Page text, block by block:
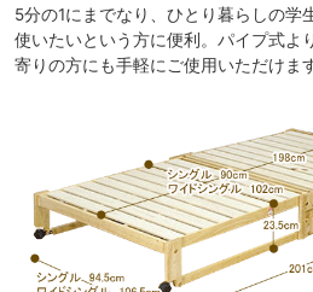
5分の1にまでなり、ひとり暮らしの学
使いたいという方に便利。パイプ式よ
寄りの方にも手軽にご使用いただけます